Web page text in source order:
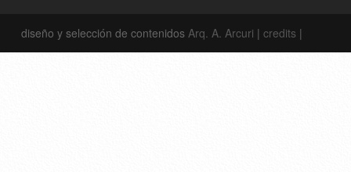
diseño y selección de contenidos Arq. A. Arcuri | credits |